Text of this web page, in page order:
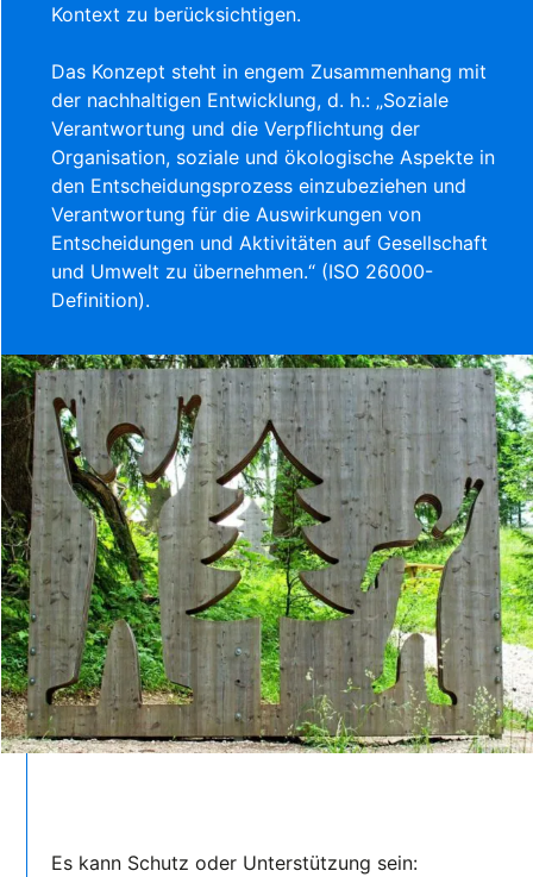
Kontext zu berücksichtigen.
Das Konzept steht in engem Zusammenhang mit
der nachhaltigen Entwicklung, d. h.: „Soziale
Verantwortung und die Verpflichtung der
Organisation, soziale und ökologische Aspekte in
den Entscheidungsprozess einzubeziehen und
Verantwortung für die Auswirkungen von
Entscheidungen und Aktivitäten auf Gesellschaft
und Umwelt zu übernehmen.“ (ISO 26000-
Definition).
Es kann Schutz oder Unterstützung sein: